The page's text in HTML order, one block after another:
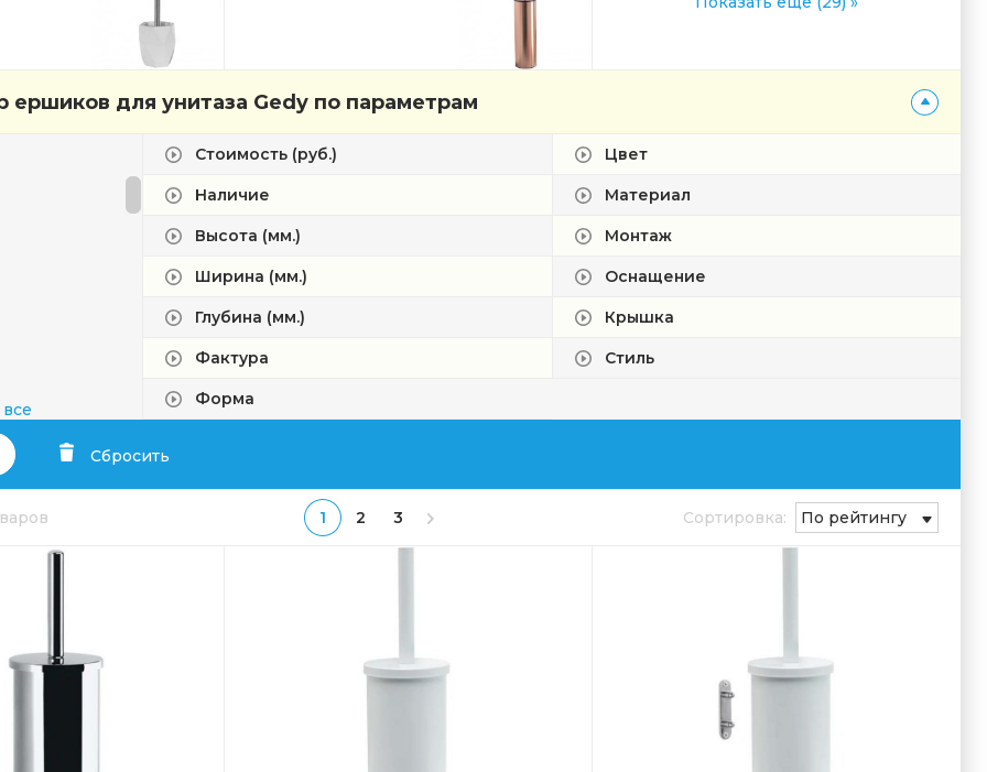
ершиков для унитаза Gedy по параметрам
Стоимость (руб.)
Наличие
Высота (мм.)
Ширина (мм.)
Глубина (мм.)
Фактура
Форма
Цвет
Материал
Монтаж
Оснащение
Крышка
Стиль
Сбросить
1 2 3 Сортировка: По рейтингу